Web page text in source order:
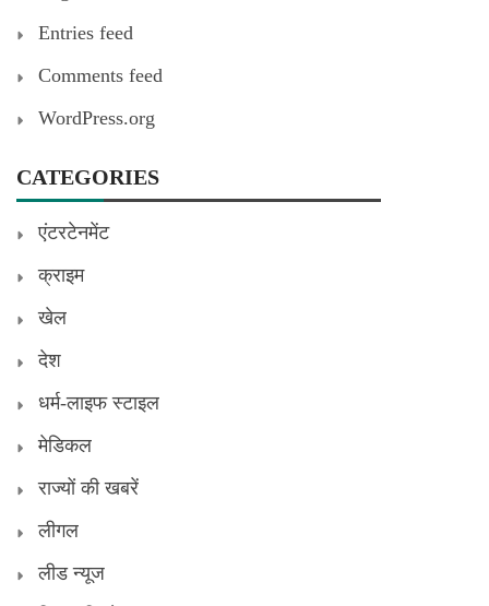
Entries feed
Comments feed
WordPress.org
CATEGORIES
एंटरटेनमेंट
क्राइम
खेल
देश
धर्म-लाइफ स्टाइल
मेडिकल
राज्यों की खबरें
लीगल
लीड न्यूज